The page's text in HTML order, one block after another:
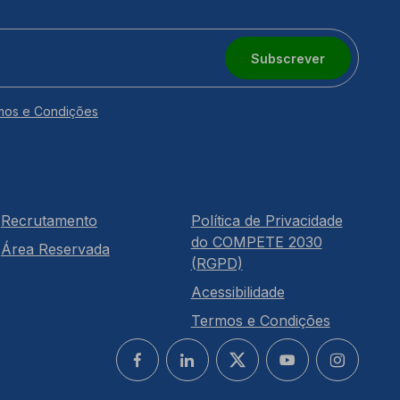
Subscrever
e Condições
Recrutamento
Área Reservada
Política de Privacidade
do COMPETE 2030
(RGPD)
Acessibilidade
Termos e Condições